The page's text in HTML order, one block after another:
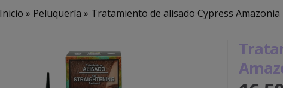
Inicio » Peluquería » Tratamiento de alisado Cypress Amazonia